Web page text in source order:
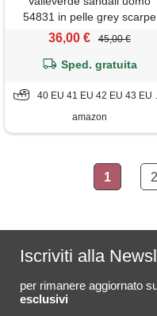
54831 in pelle grey scarpe
casual comode, leggere e
flessibili, ideali per primavera
estate. Eu 40
36,00 € 45,00 €
Sped. gratuita
40 EU 41 EU 42 EU 43 EU 44 EU 45 EU
amazon
1 2
Iscriviti alla
per rimanere aggiornato
esclusivi